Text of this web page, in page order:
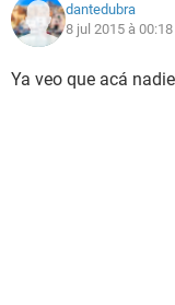
dantedubra
8 jul 2015 à 00:18
Ya veo que acá